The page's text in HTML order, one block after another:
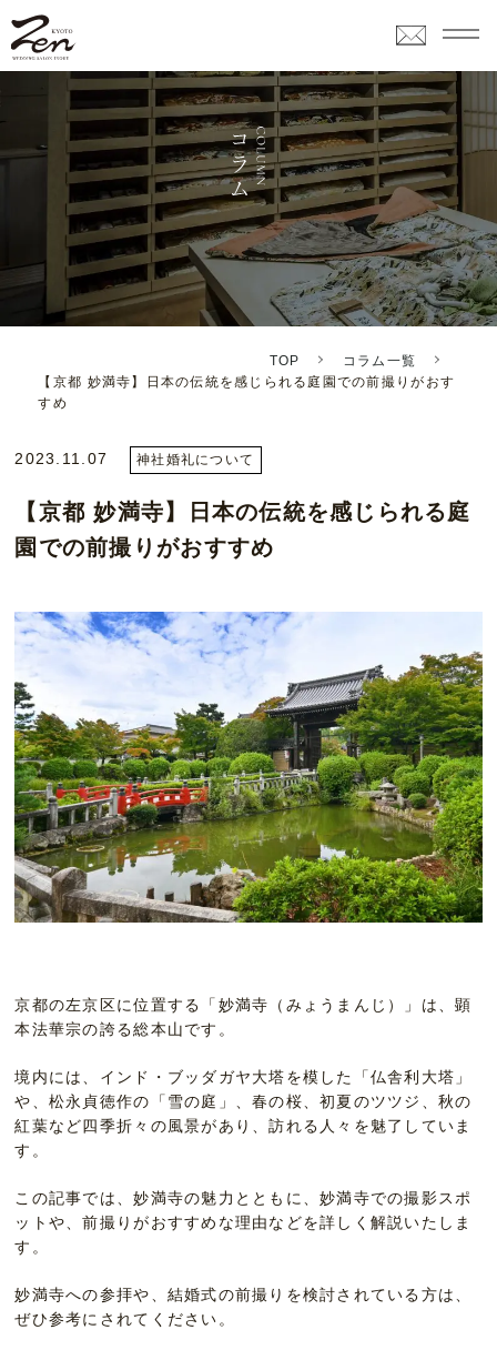
TOP
コラム一覧
【京都 妙満寺】日本の伝統を感じられる庭園での前撮りがおす
すめ
2023.11.07 神社婚礼について
【京都 妙満寺】日本の伝統を感じられる庭
園での前撮りがおすすめ
京都の左京区に位置する「妙満寺（みょうまんじ）」は、顕
本法華宗の誇る総本山です。
境内には、インド・ブッダガヤ大塔を模した「仏舎利大塔」
や、松永貞徳作の「雪の庭」、春の桜、初夏のツツジ、秋の
紅葉など四季折々の風景があり、訪れる人々を魅了していま
す。
この記事では、妙満寺の魅力とともに、妙満寺での撮影スポ
ットや、前撮りがおすすめな理由などを詳しく解説いたしま
す。
妙満寺への参拝や、結婚式の前撮りを検討されている方は、
ぜひ参考にされてください。